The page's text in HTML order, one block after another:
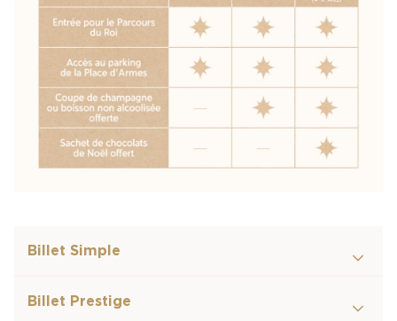
Billet Simple
Billet Prestige